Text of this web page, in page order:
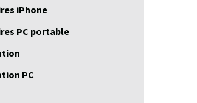
iPhone
PC portable
PC